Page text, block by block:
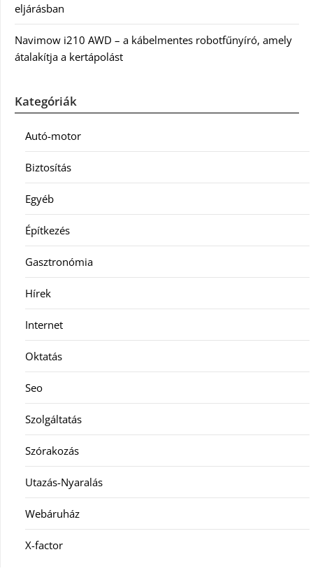
eljárásban
Navimow i210 AWD – a kábelmentes robotfűnyíró, amely
átalakítja a kertápolást
Kategóriák
Autó-motor
Biztosítás
Egyéb
Építkezés
Gasztronómia
Hírek
Internet
Oktatás
Seo
Szolgáltatás
Szórakozás
Utazás-Nyaralás
Webáruház
X-factor